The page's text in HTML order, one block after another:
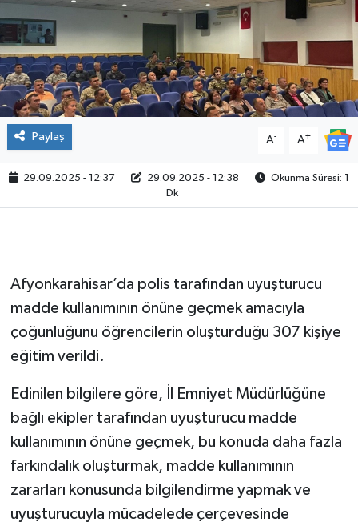
Paylaş A- A+
29.09.2025 - 12:37 29.09.2025 - 12:38
Okunma Süresi: 1
Dk
Afyonkarahisar’da polis tarafından uyuşturucu
madde kullanımının önüne geçmek amacıyla
çoğunluğunu öğrencilerin oluşturduğu 307 kişiye
eğitim verildi.
Edinilen bilgilere göre, İl Emniyet Müdürlüğüne
bağlı ekipler tarafından uyuşturucu madde
kullanımının önüne geçmek, bu konuda daha fazla
farkındalık oluşturmak, madde kullanımının
zararları konusunda bilgilendirme yapmak ve
uyuşturucuyla mücadelede çerçevesinde